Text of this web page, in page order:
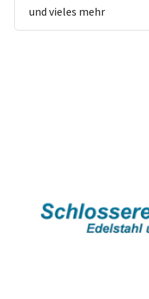
und vieles mehr